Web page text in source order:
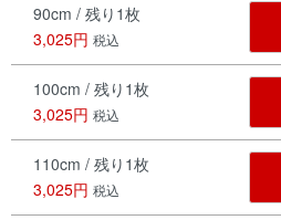
90cm / 残り1枚
3,025円 税込
100cm / 残り1枚
3,025円 税込
110cm / 残り1枚
3,025円 税込